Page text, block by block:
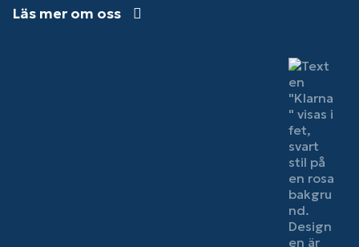
Läs mer om oss